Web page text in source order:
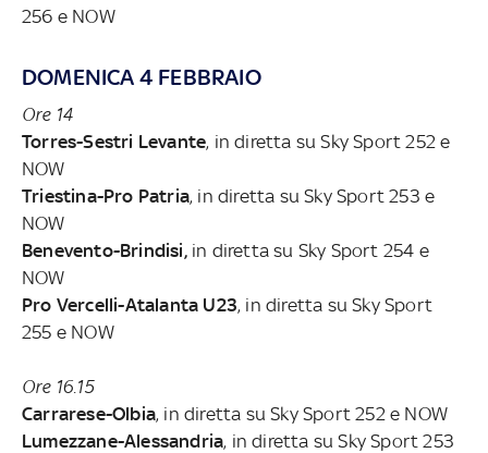
256 e NOW
DOMENICA 4 FEBBRAIO
Ore 14
Torres-Sestri Levante, in diretta su Sky Sport 252 e
NOW
Triestina-Pro Patria, in diretta su Sky Sport 253 e
NOW
Benevento-Brindisi,in diretta su Sky Sport 254 e
NOW
Pro Vercelli-Atalanta U23, in diretta su Sky Sport
255 e NOW
Ore 16.15
Carrarese-Olbia, in diretta su Sky Sport 252 e NOW
Lumezzane-Alessandria, in diretta su Sky Sport 253